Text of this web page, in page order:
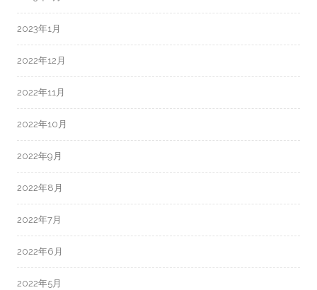
2023年1月
2022年12月
2022年11月
2022年10月
2022年9月
2022年8月
2022年7月
2022年6月
2022年5月